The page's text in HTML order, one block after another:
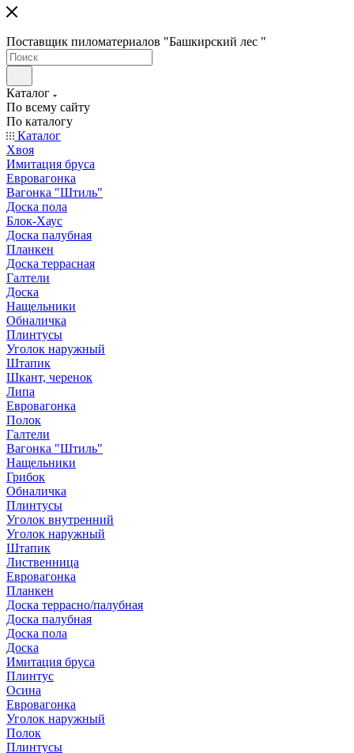
Поставщик пиломатериалов "Башкирский лес "
Каталог
По всему сайту
По каталогу
Каталог
Хвоя
Имитация бруса
Евровагонка
Вагонка "Штиль"
Доска пола
Блок-Хаус
Доска палубная
Планкен
Доска террасная
Галтели
Доска
Нащельники
Обналичка
Плинтусы
Уголок наружный
Штапик
Шкант, черенок
Липа
Евровагонка
Полок
Галтели
Вагонка "Штиль"
Нащельники
Грибок
Обналичка
Плинтусы
Уголок внутренний
Уголок наружный
Штапик
Лиственница
Евровагонка
Планкен
Доска террасно/палубная
Доска палубная
Доска пола
Доска
Имитация бруса
Плинтус
Осина
Евровагонка
Уголок наружный
Полок
Плинтусы